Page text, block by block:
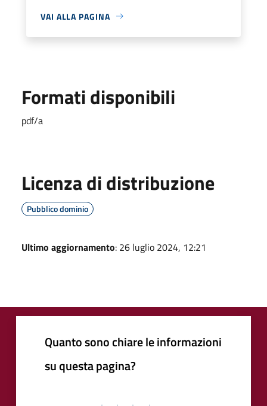
VAI ALLA PAGINA
Formati disponibili
pdf/a
Licenza di distribuzione
Pubblico dominio
Ultimo aggiornamento: 26 luglio 2024, 12:21
Quanto sono chiare le informazioni
su questa pagina?